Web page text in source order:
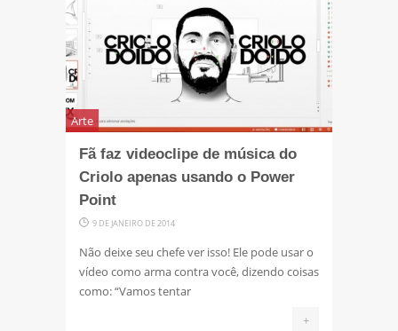
Arte
Fã faz videoclipe de música do
Criolo apenas usando o Power
Point
9 DE JANEIRO DE 2014
Não deixe seu chefe ver isso! Ele pode usar o
vídeo como arma contra você, dizendo coisas
como: “Vamos tentar
+